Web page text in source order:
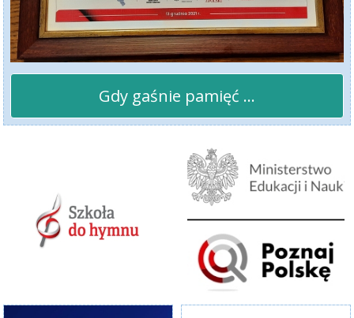
Gdy gaśnie pamięć ...